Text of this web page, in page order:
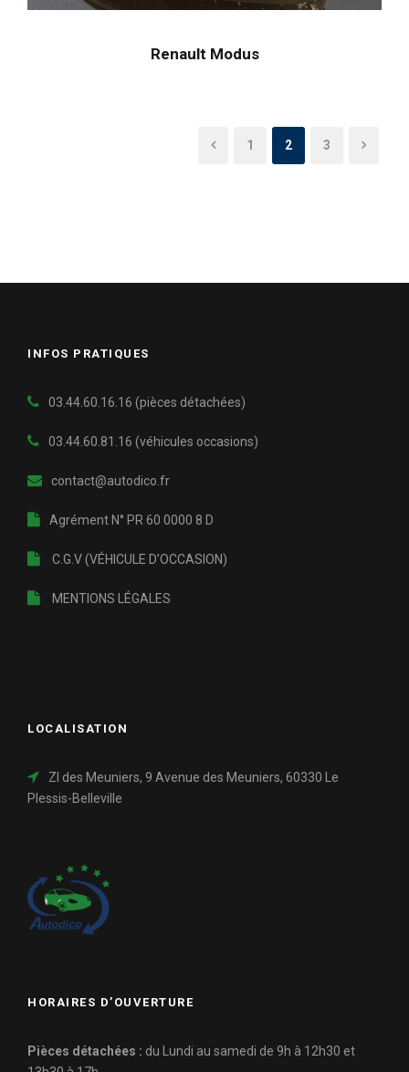
Renault Modus
1 2 3
INFOS PRATIQUES
03.44.60.16.16 (pièces détachées)
03.44.60.81.16 (véhicules occasions)
contact@autodico.fr
Agrément N° PR 60 0000 8 D
C.G.V (VÉHICULE D’OCCASION)
MENTIONS LÉGALES
LOCALISATION
ZI des Meuniers, 9 Avenue des Meuniers, 60330 Le
Plessis-Belleville
HORAIRES D’OUVERTURE
Pièces détachées : du Lundi au samedi de 9h à 12h30 et